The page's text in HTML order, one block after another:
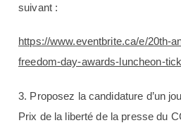
suivant :
https://www.eventbrite.ca/e/20th-
freedom-day-awards-luncheon-
3. Proposez la candidature d’un
Prix de la liberté de la presse du